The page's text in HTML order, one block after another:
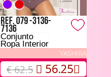
Ref. 079 -3136-
7136
Conjunto
Ropa Interior
YASHIRA
€ 62.5 56.25